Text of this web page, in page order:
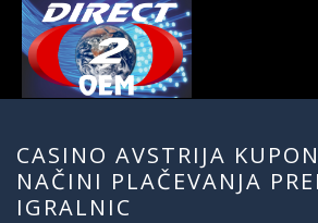
CASINO AVSTRIJA
NAČINI PLAČEVANJA
IGRALNIC